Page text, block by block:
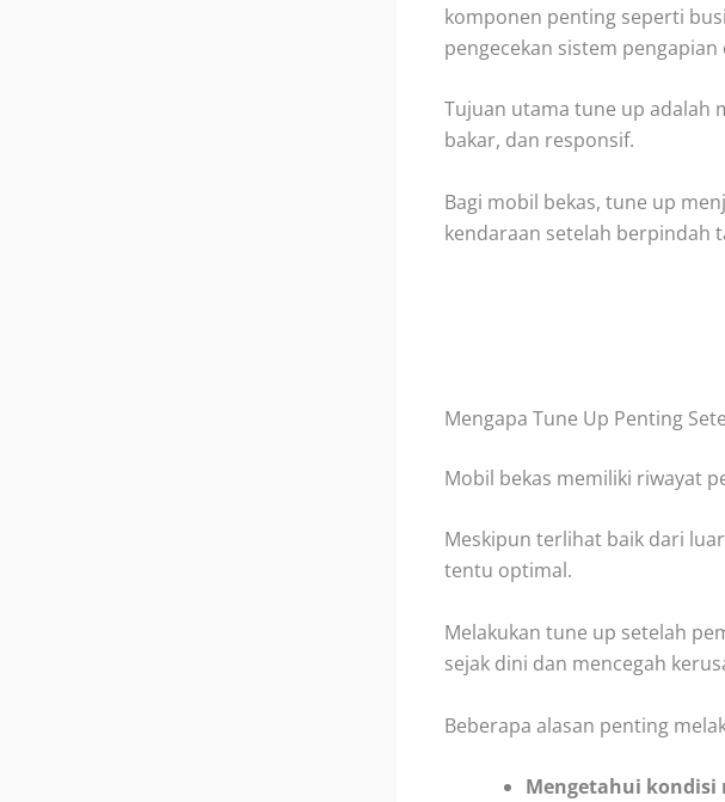
komponen penting seperti
pengecekan sistem
Tujuan utama tune up adalah
bakar, dan responsif.
Bagi mobil bekas, tune up
kendaraan setelah berpindah
Mengapa Tune Up Penting
Mobil bekas memiliki riwayat
Meskipun terlihat baik dari
tentu optimal.
Melakukan tune up setelah
sejak dini dan mencegah
Beberapa alasan penting
Mengetahui kondisi